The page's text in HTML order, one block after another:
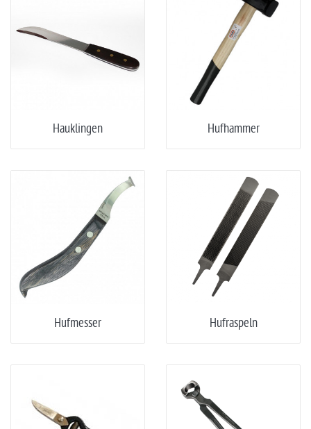
Hauklingen Hufhammer
Hufmesser Hufraspeln